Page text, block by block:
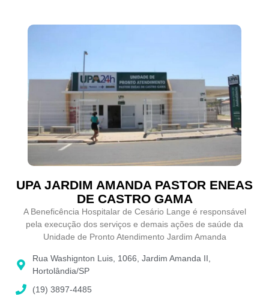
UPA JARDIM AMANDA PASTOR ENEAS
DE CASTRO GAMA
A Beneficência Hospitalar de Cesário Lange é responsável
pela execução dos serviços e demais ações de saúde da
Unidade de Pronto Atendimento Jardim Amanda
Rua Washignton Luis, 1066, Jardim Amanda II,
Hortolândia/SP
(19) 3897-4485